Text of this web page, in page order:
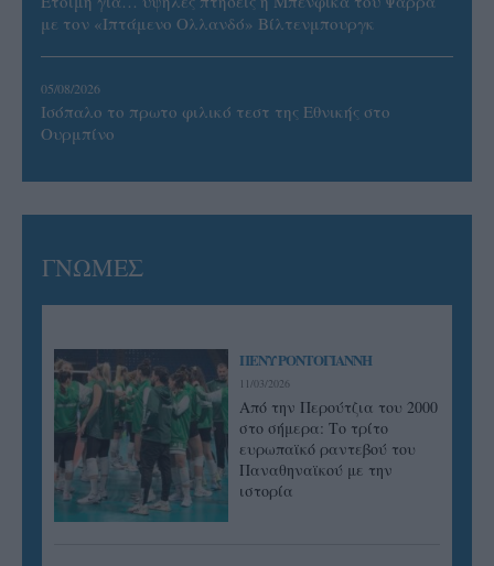
με τον «Ιπτάμενο Ολλανδό» Βίλτενμπουργκ
05/08/2026
Ισόπαλο το πρωτο φιλικό τεστ της Εθνικής στο
Ουρμπίνο
ΓΝΩΜΕΣ
ΠΕΝΥ ΡΟΝΤΟΓΙΑΝΝΗ
11/03/2026
Από την Περούτζια του 2000
στο σήμερα: Tο τρίτο
ευρωπαϊκό ραντεβού του
Παναθηναϊκού με την
ιστορία